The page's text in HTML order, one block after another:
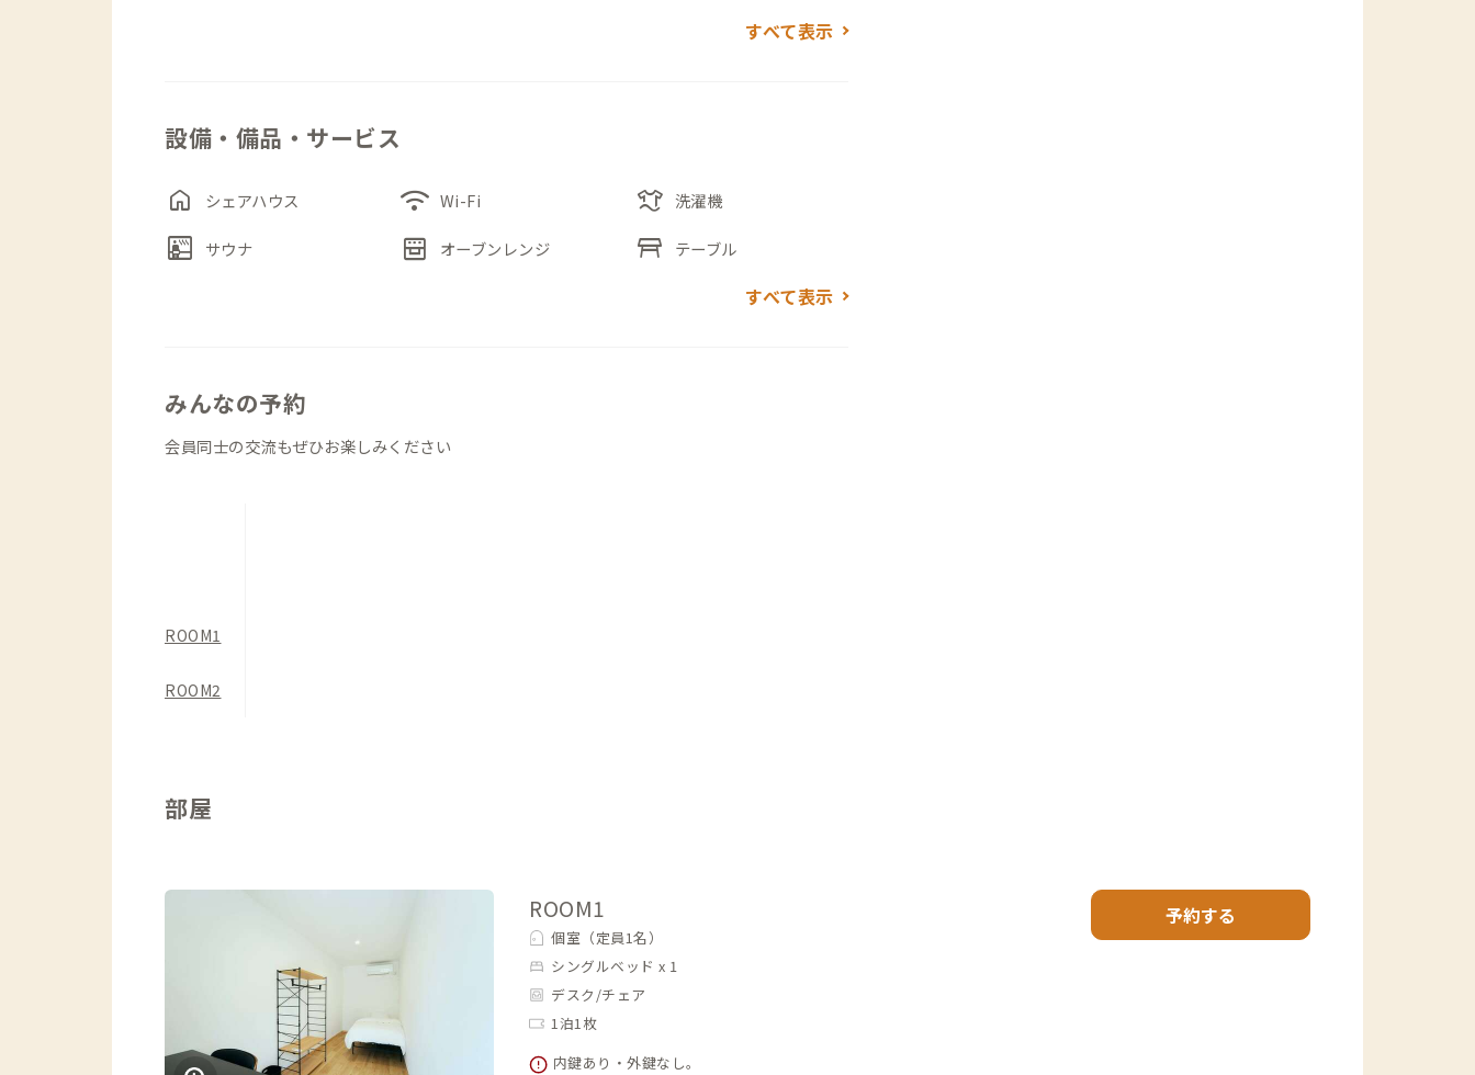
駅やコンビニ、車で数分の距離には農産物直売所もあり、日々の暮らしにも便利な
た時間を過ごせる家です。
すべて表示
設備・備品・サービス
home シェアハウス wifi Wi-Fi laundry 洗濯機
sauna サウナ oven_gen オーブンレンジ table_restaurant テーブル
すべて表示
みんなの予約
会員同士の交流もぜひお楽しみください
ROOM1
ROOM2
部屋
ROOM1
個室（定員1名）
シングルベッド x 1
デスク/チェア
1泊1枚
内鍵あり・外鍵なし。
予約する